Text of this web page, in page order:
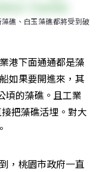
礁、白玉藻礁都將受到破
港下面通通都是藻
如果要開進來，其
頃的藻礁。且工業
把藻礁活埋。對大
，桃園市政府一直